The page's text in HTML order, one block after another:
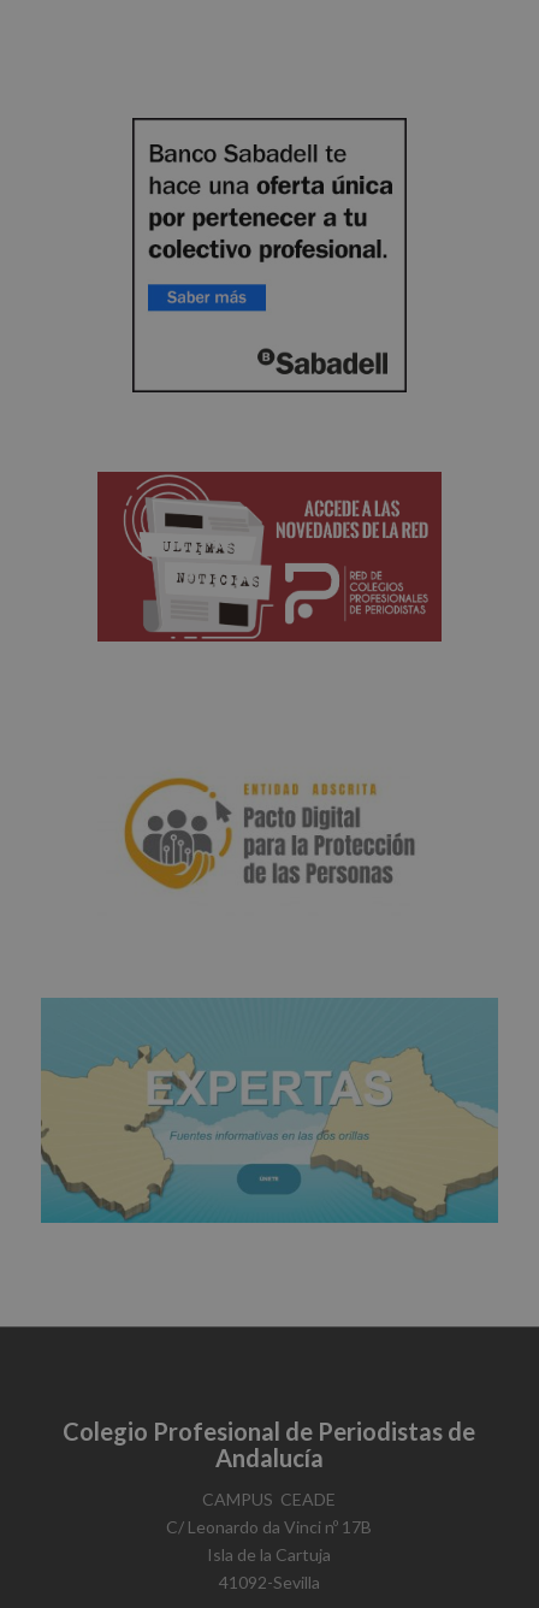
Colegio Profesional de Periodistas de
Andalucía
​CAMPUS ​ CEADE
C/ Leonardo da Vinci nº 17B
Isla de la Cartuja
41092-Sevilla​